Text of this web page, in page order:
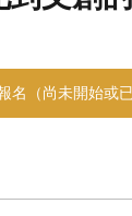
名（尚未開始或已